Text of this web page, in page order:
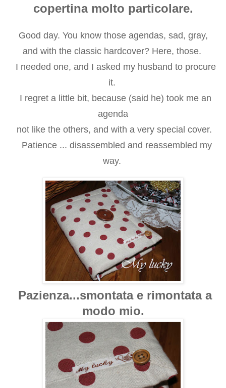
copertina molto particolare.
Good day. You know those agendas, sad, gray,
and with the classic hardcover? Here, those.
I needed one, and I asked my husband to procure
it.
I regret a little bit, because (said he) took me an
agenda
not like the others, and with a very special cover.
Patience ... disassembled and reassembled my
way.
Pazienza...smontata e rimontata a
modo mio.